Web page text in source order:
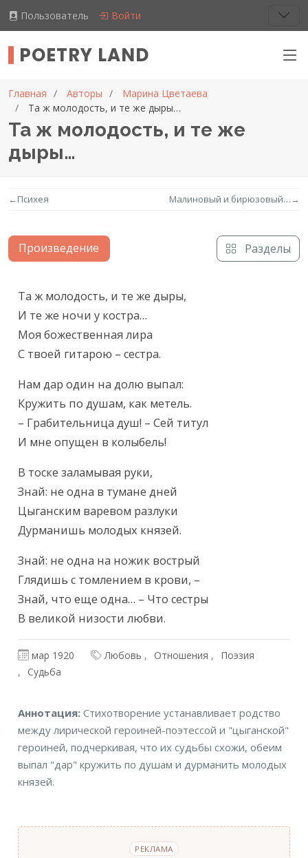
Пользователь Войти
POETRY LAND
Главная Авторы
Марина Цветаева
Та ж молодость, и те же дыры…
Та ж молодость, и те же
дыры…
←Психея Малиновый и бирюзовый…→
Произведение Разделы
Текст произведения
Та ж молодость, и те же дыры,
И те же ночи у костра…
Моя божественная лира
С твоей гитарою – сестра.
Нам дар один на долю выпал:
Кружить по душам, как метель.
– Грабительница душ! – Сей титул
И мне опущен в колыбель!
В тоске заламывая руки,
Знай: не одна в тумане дней
Цыганским варевом разлуки
Дурманишь молодых князей.
Знай: не одна на ножик вострый
Глядишь с томлением в крови, –
Знай, что еще одна… – Что сестры
В великой низости любви.
мар 1920 Любовь Отношения
Поэзия
Судьба
Аннотация
Аннотация:Стихотворение устанавливает родство
между лирической героиней-поэтессой и "цыганской"
героиней, подчеркивая, что их судьбы схожи, обеим
выпал "дар" кружить по душам и дурманить молодых
князей.
РЕКЛАМА